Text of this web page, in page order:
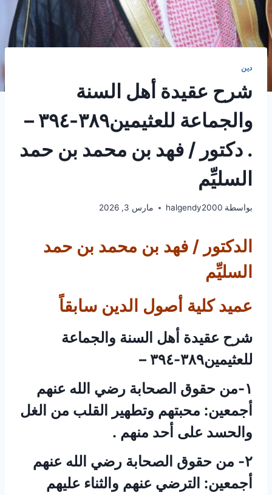
دين
شرح عقيدة أهل السنة
والجماعة للعثيمين٣٨٩-٣٩٤ –
. دكتور / فهد بن محمد بن حمد
السليِّم
بواسطة halgendy2000 مارس 3, 2026
الدكتور / فهد بن محمد بن حمد
السليِّم
عميد كلية أصول الدين سابقاً
شرح عقيدة أهل السنة والجماعة
للعثيمين٣٨٩-٣٩٤ –
١-من حقوق الصحابة رضي الله عنهم
أجمعين: محبتهم وتطهير القلب من الغل
والحسد على أحد منهم .
٢- من حقوق الصحابة رضي الله عنهم
أجمعين: الترضي عنهم والثناء عليهم